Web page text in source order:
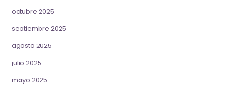
octubre 2025
septiembre 2025
agosto 2025
julio 2025
mayo 2025